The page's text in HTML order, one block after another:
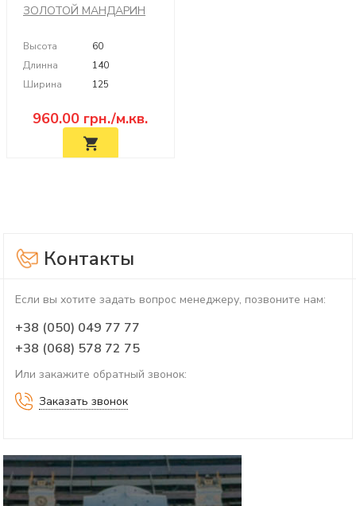
ЗОЛОТОЙ МАНДАРИН
Высота
60
Длинна
140
Ширина
125
960.00 грн./м.кв.
Контакты
Если вы хотите задать вопрос менеджеру, позвоните нам:
+38 (050) 049 77 77
+38 (068) 578 72 75
Или закажите обратный звонок:
Заказать звонок